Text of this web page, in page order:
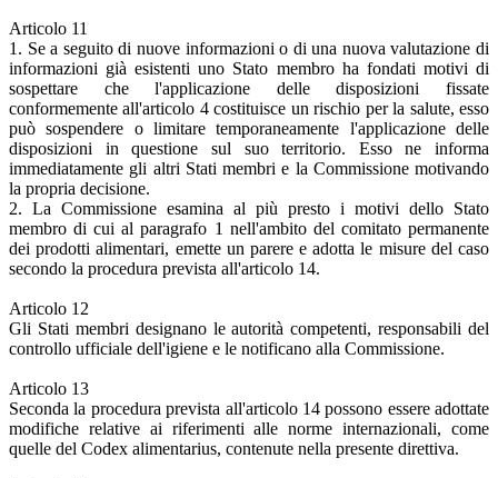
Articolo 11
1. Se a seguito di nuove informazioni o di una nuova valutazione di
informazioni già esistenti uno Stato membro ha fondati motivi di
sospettare che l'applicazione delle disposizioni fissate
conformemente all'articolo 4 costituisce un rischio per la salute, esso
può sospendere o limitare temporaneamente l'applicazione delle
disposizioni in questione sul suo territorio. Esso ne informa
immediatamente gli altri Stati membri e la Commissione motivando
la propria decisione.
2. La Commissione esamina al più presto i motivi dello Stato
membro di cui al paragrafo 1 nell'ambito del comitato permanente
dei prodotti alimentari, emette un parere e adotta le misure del caso
secondo la procedura prevista all'articolo 14.
Articolo 12
Gli Stati membri designano le autorità competenti, responsabili del
controllo ufficiale dell'igiene e le notificano alla Commissione.
Articolo 13
Seconda la procedura prevista all'articolo 14 possono essere adottate
modifiche relative ai riferimenti alle norme internazionali, come
quelle del Codex alimentarius, contenute nella presente direttiva.